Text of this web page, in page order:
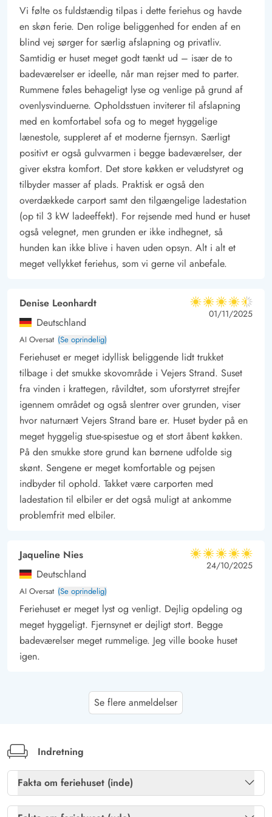
tøj, nyde god mad hos byens lækre spisesteder og meget
mere. Derudover byder Vejers Strand også på masser af skøn
natur, som I kan opleve ad cykel- og vandrestierne i området.
Lademuligheden for el bilen er en ladestander med type 2 stik.
Vi følte os fuldstændig tilpas i dette feriehus og havde
en skøn ferie. Den rolige beliggenhed for enden af en
blind vej sørger for særlig afslapning og privatliv.
Samtidig er huset meget godt tænkt ud – især de to
badeværelser er ideelle, når man rejser med to parter.
Rummene føles behageligt lyse og venlige på grund af
ovenlysvinduerne. Opholdsstuen inviterer til afslapning
med en komfortabel sofa og to meget hyggelige
lænestole, suppleret af et moderne fjernsyn. Særligt
positivt er også gulvvarmen i begge badeværelser, der
giver ekstra komfort. Det store køkken er veludstyret og
tilbyder masser af plads. Praktisk er også den
overdækkede carport samt den tilgængelige ladestation
(op til 3 kW ladeeffekt). For rejsende med hund er huset
også velegnet, men grunden er ikke indhegnet, så
hunden kan ikke blive i haven uden opsyn. Alt i alt et
meget vellykket feriehus, som vi gerne vil anbefale.
Denise Leonhardt
Deutschland
AI Oversat (Se oprindelig)
4.5 ud af 5
4.5 ud af 5
4.5 out of 5
01/11/2025
Feriehuset er meget idyllisk beliggende lidt trukket
tilbage i det smukke skovområde i Vejers Strand. Suset
fra vinden i krattegen, råvildtet, som uforstyrret strejfer
igennem området og også slentrer over grunden, viser
hvor naturnært Vejers Strand bare er. Huset byder på en
meget hyggelig stue-spisestue og et stort åbent køkken.
På den smukke store grund kan børnene udfolde sig
skønt. Sengene er meget komfortable og pejsen
indbyder til ophold. Takket være carporten med
ladestation til elbiler er det også muligt at ankomme
problemfrit med elbiler.
Jaqueline Nies
Deutschland
AI Oversat (Se oprindelig)
5 ud af 5
5 ud af 5
5 out of 5
24/10/2025
Feriehuset er meget lyst og venligt. Dejlig opdeling og
meget hyggeligt. Fjernsynet er dejligt stort. Begge
badeværelser meget rummelige. Jeg ville booke huset
igen.
For enhver der søger ro og afslapning, vil dette
smukke fyrreskov, tæt på en lille sø og omgivet af
bestande af kronvildt, som man ofte kan observere på
nært hold, vil man her kunne slippe væk fra hverdagens
Se flere anmeldelser
Indretning
Fakta om feriehuset (inde)
Brændeovn
Ja